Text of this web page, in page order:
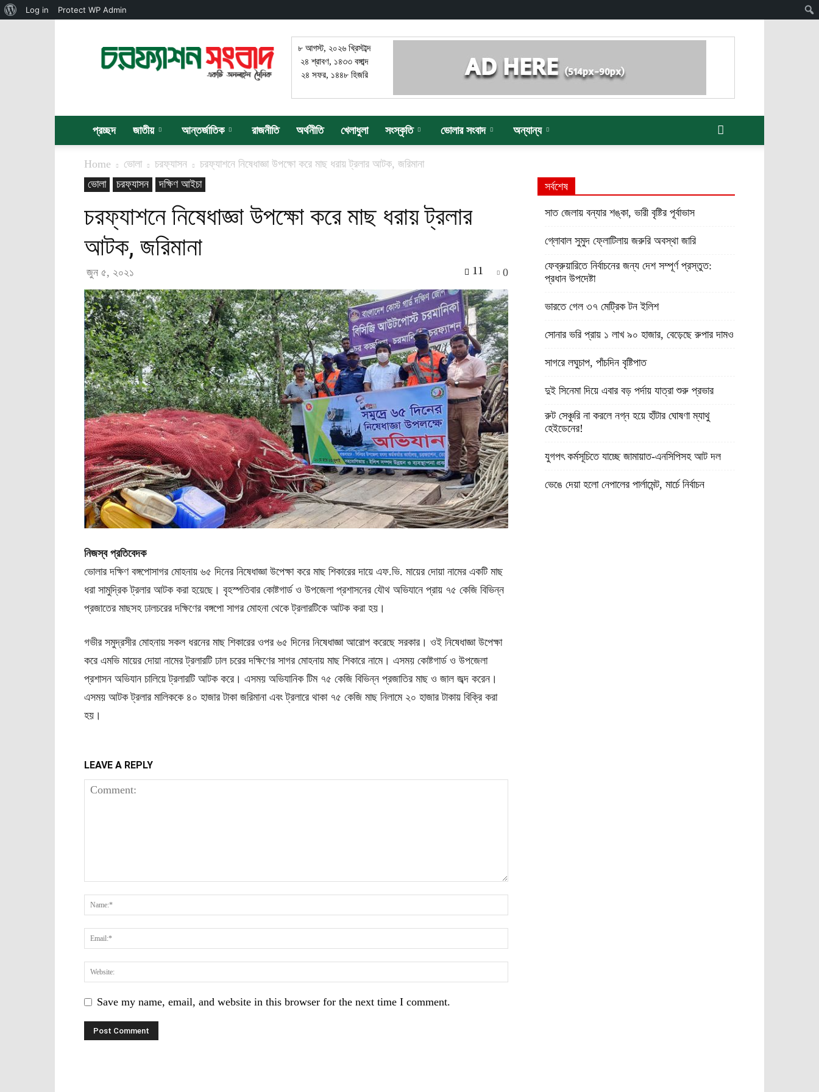
সংবাদ
৮ আগস্ট, ২০২৬ খ্রিস্টাব্দ
২৪ শ্রাবণ, ১৪৩৩ বঙ্গাব্দ
২৪ সফর, ১৪৪৮ হিজরি
প্রচ্ছদ জাতীয় আন্তর্জাতিক রাজনীতি অর্থনীতি খেলাধুলা সংস্কৃতি ভোলার সংবাদ অন্যান্য
Home ভোলা চরফ্যাসন
চরফ্যাশনে নিষেধাজ্ঞা উপক্ষো করে মাছ ধরায় ট্রলার আটক, জরিমানা
ভোলা
চরফ্যাসন দক্ষিণ আইচা
চরফ্যাশনে নিষেধাজ্ঞা উপক্ষো করে মাছ ধরায় ট্রলার
আটক, জরিমানা
জুন ৫, ২০২১ 0
11
নিজস্ব প্রতিবেদক
ভোলার দক্ষিণ বঙ্গপোসাগর মোহনায় ৬৫ দিনের নিষেধাজ্ঞা উপেক্ষা করে মাছ শিকারের দায়ে এফ.ভি. মায়ের দোয়া নামের একটি মাছ
ধরা সামুদ্রিক ট্রলার আটক করা হয়েছে। বৃহস্পতিবার কোষ্টগার্ড ও উপজেলা প্রশাসনের যৌথ অভিযানে প্রায় ৭৫ কেজি বিভিন্ন
প্রজাতের মাছসহ ঢালচরের দক্ষিণের বঙ্গপো সাগর মোহনা থেকে ট্রলারটিকে আটক করা হয়।
গভীর সমুদ্রসীর মোহনায় সকল ধরনের মাছ শিকারের ওপর ৬৫ দিনের নিষেধাজ্ঞা আরোপ করেছে সরকার। ওই নিষেধাজ্ঞা উপেক্ষা
করে এমভি মায়ের দোয়া নামের ট্রলারটি ঢাল চরের দক্ষিণের সাগর মোহনায় মাছ শিকারে নামে। এসময় কোষ্টগার্ড ও উপজেলা
প্রশাসন অভিযান চালিয়ে ট্রলারটি আটক করে। এসময় অভিযানিক টিম ৭৫ কেজি বিভিন্ন প্রজাতির মাছ ও জাল জব্দ করেন।
এসময় আটক ট্রলার মালিককে ৪০ হাজার টাকা জরিমানা এবং ট্রলারে থাকা ৭৫ কেজি মাছ নিলামে ২০ হাজার টাকায় বিক্রি করা
হয়।
LEAVE A REPLY
Save my name, email, and website in this browser for the next time I comment.
সর্বশেষ
সাত জেলায় বন্যার শঙ্কা, ভারী বৃষ্টির পূর্বাভাস
গ্লোবাল সুমুদ ফ্লোটিলায় জরুরি অবস্থা জারি
ফেব্রুয়ারিতে নির্বাচনের জন্য দেশ সম্পূর্ণ প্রস্তুত:
প্রধান উপদেষ্টা
ভারতে গেল ৩৭ মেট্রিক টন ইলিশ
সোনার ভরি প্রায় ১ লাখ ৯০ হাজার, বেড়েছে রুপার দামও
সাগরে লঘুচাপ, পাঁচদিন বৃষ্টিপাত
দুই সিনেমা দিয়ে এবার বড় পর্দায় যাত্রা শুরু প্রভার
রুট সেঞ্চুরি না করলে নগ্ন হয়ে হাঁটার ঘোষণা ম্যাথু
হেইডেনের!
যুগপৎ কর্মসূচিতে যাচ্ছে জামায়াত-এনসিপিসহ আট দল
ভেঙে দেয়া হলো নেপালের পার্লামেন্ট, মার্চে নির্বাচন
About
Log in Protect WP Admin